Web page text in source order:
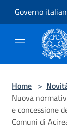
Governo
Home >
Nuova
e concessione
Comuni di